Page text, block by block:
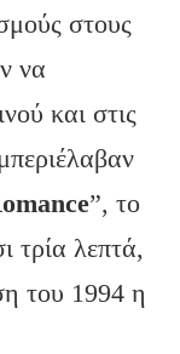
στους
να
και στις
”, το
τρία λεπτά,
του 1994 η